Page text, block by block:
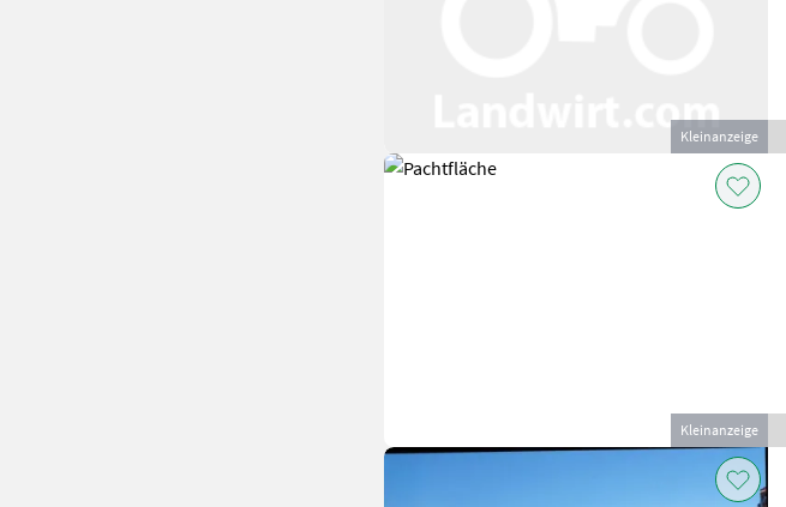
Kleinanzeige
Kleinanzeige